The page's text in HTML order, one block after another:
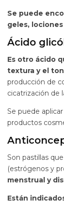
Se puede
geles,
Ácido
Es otro ácido
textura y el
producción de
cicatrización de
Se puede
productos
Son pastillas
(estrógenos y
menstrual y
Están